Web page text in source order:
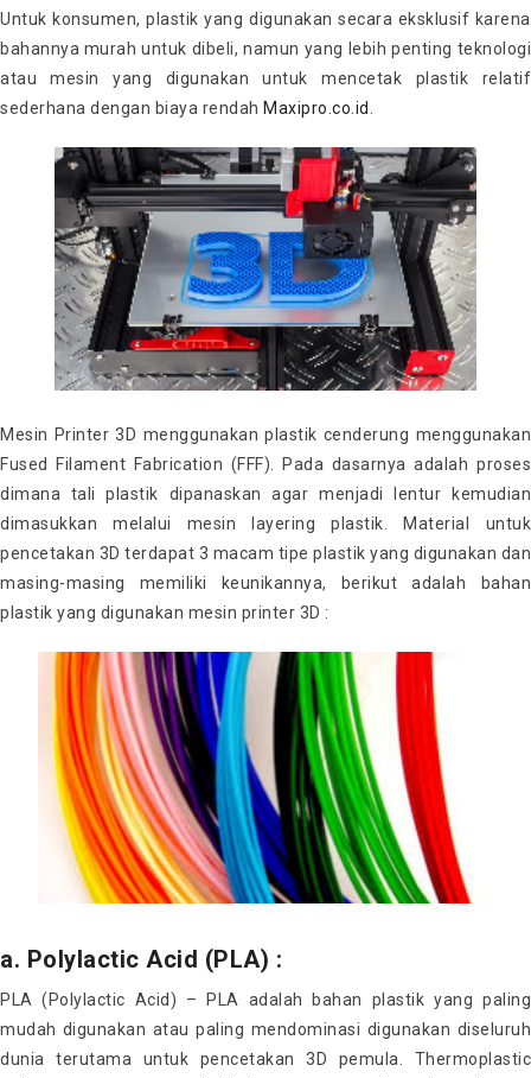
Untuk konsumen, plastik yang digunakan secara eksklusif karena
bahannya murah untuk dibeli, namun yang lebih penting teknologi
atau mesin yang digunakan untuk mencetak plastik relatif
sederhana dengan biaya rendah Maxipro.co.id
Mesin Printer 3D menggunakan plastik cenderung menggunakan
Fused Filament Fabrication (FFF). Pada dasarnya adalah proses
dimana tali plastik dipanaskan agar menjadi lentur kemudian
dimasukkan melalui mesin layering plastik. Material untuk
pencetakan 3D terdapat 3 macam tipe plastik yang digunakan dan
masing-masing memiliki keunikannya, berikut adalah bahan
plastik yang digunakan mesin printer 3D :
a. Polylactic Acid (PLA) :
PLA (Polylactic Acid) – PLA adalah bahan plastik yang paling
mudah digunakan atau paling mendominasi digunakan diseluruh
dunia terutama untuk pencetakan 3D pemula. Thermoplastic